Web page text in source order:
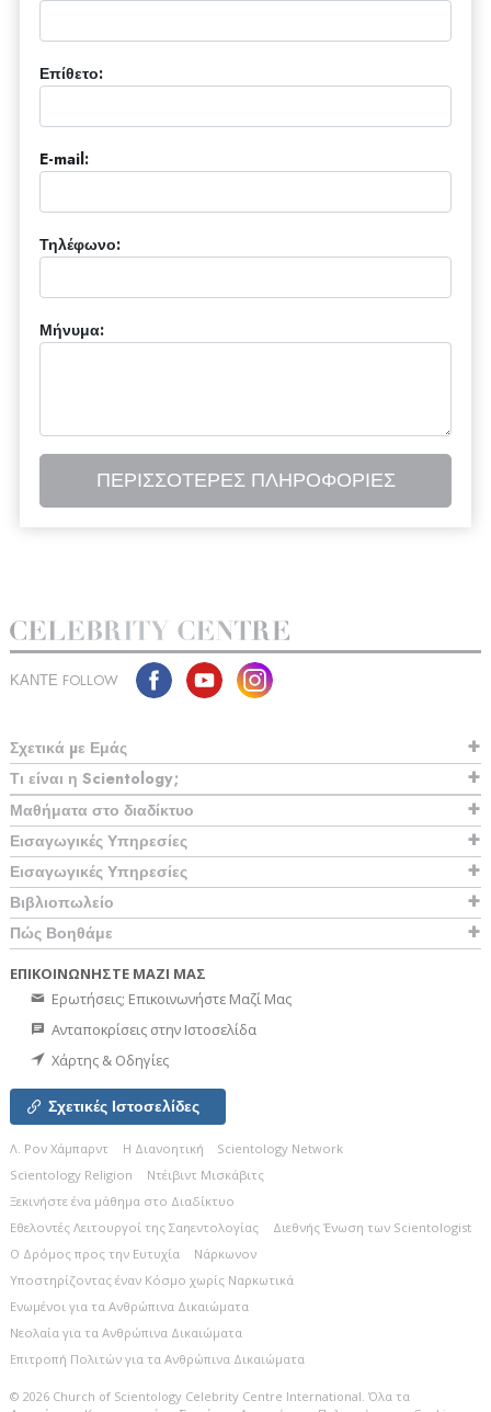
Επίθετο:
E-mail:
Τηλέφωνο:
Μήνυμα:
ΠΕΡΙΣΣΟΤΕΡΕΣ ΠΛΗΡΟΦΟΡΙΕΣ
ΚΑΝΤΕ FOLLOW
Σχετικά µε Εμάς
Τι είναι η Scientology;
Μαθήματα στο διαδίκτυο
Εισαγωγικές Υπηρεσίες
Εισαγωγικές Υπηρεσίες
Βιβλιοπωλείο
Πώς Βοηθάμε
ΕΠΙΚΟΙΝΩΝΗΣΤΕ ΜΑΖΙ ΜΑΣ
Ερωτήσεις; Επικοινωνήστε Μαζί Μας
Ανταποκρίσεις στην Ιστοσελίδα
Χάρτης & Οδηγίες
Σχετικές Ιστοσελίδες
Λ. Ρον Χάμπαρντ Η Διανοητική
Scientology Network
Scientology Religion
Ντέιβιντ Μισκάβιτς
Ξεκινήστε ένα μάθημα στο Διαδίκτυο
Εθελοντές Λειτουργοί της Σαηεντολογίας
Διεθνής Ένωση των Scientologist
Ο Δρόμος προς την Ευτυχία
Νάρκωνον
Υποστηρίζοντας έναν Κόσμο χωρίς Ναρκωτικά
Ενωµένοι για τα Ανθρώπινα Δικαιώµατα
Νεολαία για τα Ανθρώπινα Δικαιώματα
Επιτροπή Πολιτών για τα Ανθρώπινα Δικαιώματα
© 2026 Church of Scientology Celebrity Centre International. Όλα τα